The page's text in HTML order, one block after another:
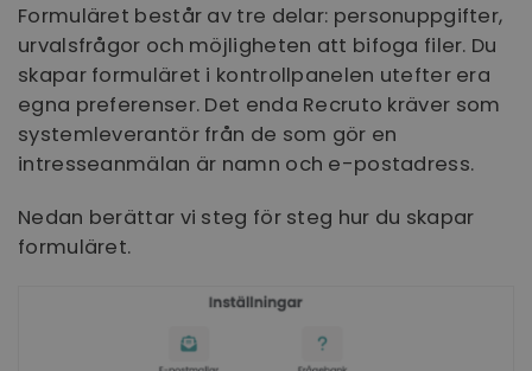
Formuläret består av tre delar: personuppgifter,
urvalsfrågor och möjligheten att bifoga filer. Du
skapar formuläret i kontrollpanelen utefter era
egna preferenser. Det enda Recruto kräver som
systemleverantör från de som gör en
intresseanmälan är namn och e-postadress.
Nedan berättar vi steg för steg hur du skapar
formuläret.